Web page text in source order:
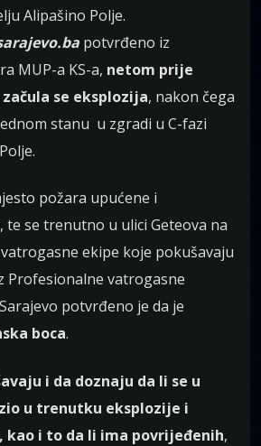
Alipašino Polje.
potvrđeno iz
MUP-a KS-a, netom prije
se eksplozija, nakon čega
stanu u zgradi u C-fazi
požara upućene i
te se trenutno u ulici Geteova na
ekipe koje pokušavaju
Profesionalne vatrogasne
potvrđeno je da je
boca.
i da doznaju da li se u
u trenutku eksplozije i
kao i to da li ima povrijeđenih,